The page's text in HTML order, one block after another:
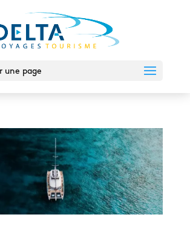
une page